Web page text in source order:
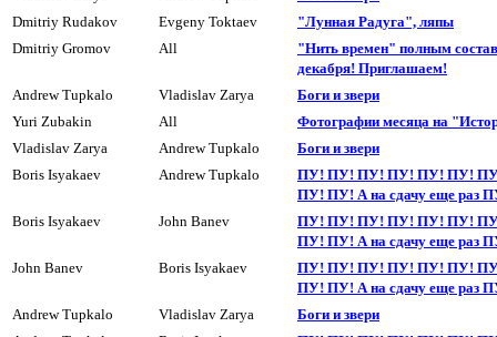
Dmitriy Rudakov
Evgeny Toktaev
"Лунная Радуга", ляпы
Dmitriy Gromov
All
"Нить времен" полным
декабря! Приглашаем!
Andrew Tupkalo
Vladislav Zarya
Боги и звери
Yuri Zubakin
All
Фотографии месяца на
Vladislav Zarya
Andrew Tupkalo
Боги и звери
Boris Isyakaev
Andrew Tupkalo
ПУ! ПУ! ПУ! ПУ! ПУ! ПУ!
ПУ! ПУ! А на сдачy еще раз
Boris Isyakaev
John Banev
ПУ! ПУ! ПУ! ПУ! ПУ! ПУ!
ПУ! ПУ! А на сдачy еще раз
John Banev
Boris Isyakaev
ПУ! ПУ! ПУ! ПУ! ПУ! ПУ!
ПУ! ПУ! А на сдачy еще раз
Andrew Tupkalo
Vladislav Zarya
Боги и звери